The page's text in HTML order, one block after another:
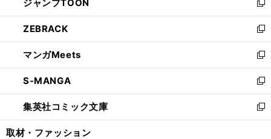
く
で
開
く
ド
ウ
で
開
く
ィ
ン
ド
ウ
で
開
く
い
ウ
ィ
ン
ド
ウ
で
開
く
ジャンプTOON
新
し
い
ウ
ィ
ン
ド
ウ
で
開
ZEBRACK
新
し
い
ウ
ィ
ン
ド
ウ
マンガMeets
新
し
い
ウ
ィ
ン
S-MANGA
新
し
い
ウ
集英社コミック文庫
新
し
取材・ファッション